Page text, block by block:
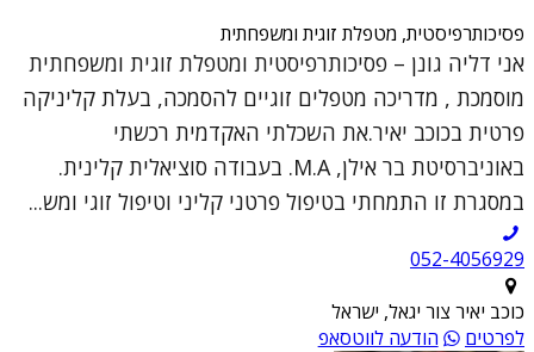
פסיכותרפיסטית, מטפלת זוגית ומשפחתית
אני דליה גונן – פסיכותרפיסטית ומטפלת זוגית ומשפחתית
מוסמכת , מדריכה מטפלים זוגיים להסמכה, בעלת קליניקה
פרטית בכוכב יאיר.את השכלתי האקדמית רכשתי
באוניברסיטת בר אילן, M.A. בעבודה סוציאלית קלינית.
במסגרת זו התמחתי בטיפול פרטני קליני וטיפול זוגי ומש...
052-4056929
כוכב יאיר צור יגאל, ישראל
לפרטים
הודעה לווטסאפ